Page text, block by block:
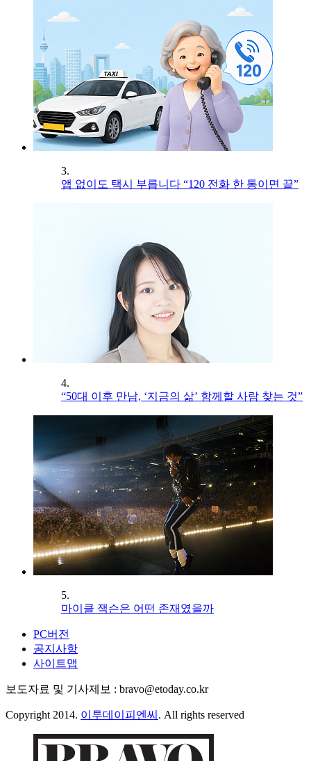
3.
앱 없이도 택시 부릅니다 “120 전화 한 통이면 끝”
4.
“50대 이후 만남, ‘지금의 삶’ 함께할 사람 찾는 것”
5.
마이클 잭슨은 어떤 존재였을까
PC버전
공지사항
사이트맵
보도자료 및 기사제보 : bravo@etoday.co.kr
Copyright 2014. 이투데이피엔씨 . All rights reserved